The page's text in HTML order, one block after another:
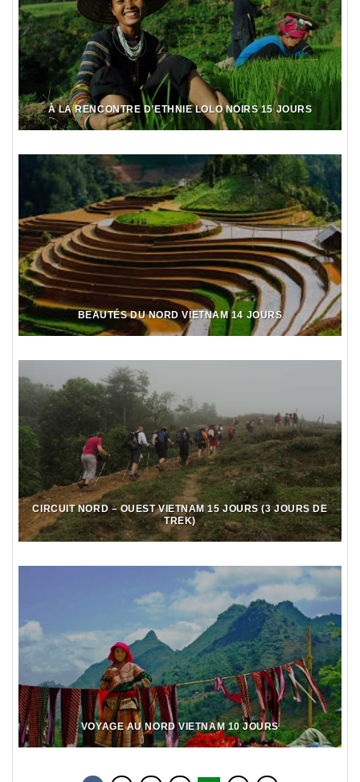
À LA RENCONTRE D’ETHNIE LOLO NOIRS 15 JOURS
BEAUTÉS DU NORD VIETNAM 14 JOURS
CIRCUIT NORD – OUEST VIETNAM 15 JOURS (3 JOURS DE
TREK)
VOYAGE AU NORD VIETNAM 10 JOURS